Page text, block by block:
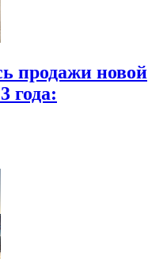
продажи новой
года: